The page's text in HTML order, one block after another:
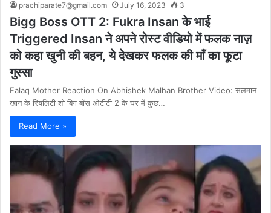
prachiparate7@gmail.com July 16, 2023 3
Bigg Boss OTT 2: Fukra Insan के भाई
Triggered Insan ने अपने रोस्ट वीडियो में फलक नाज़
को कहा खुनी की बहन, ये देखकर फलक की माँ का फूटा
गुस्सा
Falaq Mother Reaction On Abhishek Malhan Brother Video: सलमान
खान के रियलिटी शो बिग बॉस ओटीटी 2 के घर में कुछ…
Read More »